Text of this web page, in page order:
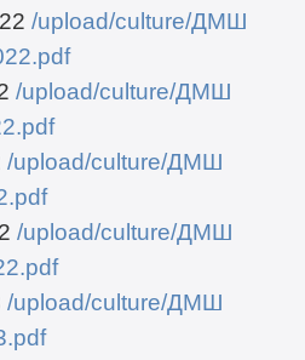
/upload/culture/ДМШ
/upload/culture/ДМШ
/upload/culture/ДМШ
/upload/culture/ДМШ
/upload/culture/ДМШ